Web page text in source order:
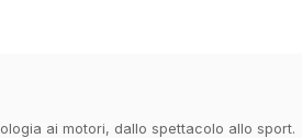
ai motori, dallo spettacolo allo sport.